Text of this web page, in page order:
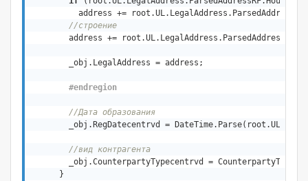
address +=
//строение
address +=
        _obj.LegalAddress = address;
#endregion
//Дата образования
_obj.RegDatecentrvd =
//вид контрагента
_obj.CounterpartyTypecentrvd =
      }